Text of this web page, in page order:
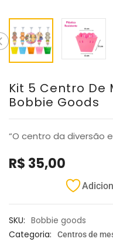
Kit 5 Centro De
Bobbie Goods
“O centro da diversão
R$ 35,00
SKU: Bobbie goods
Categoria:
Centros de